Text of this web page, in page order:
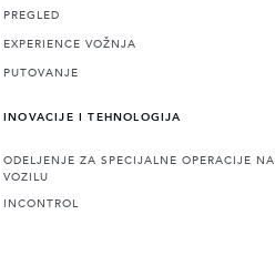
PREGLED
EXPERIENCE VOŽNJA
PUTOVANJE
INOVACIJE I TEHNOLOGIJA
ODELJENJE ZA SPECIJALNE OPERACIJE NA
VOZILU
INCONTROL